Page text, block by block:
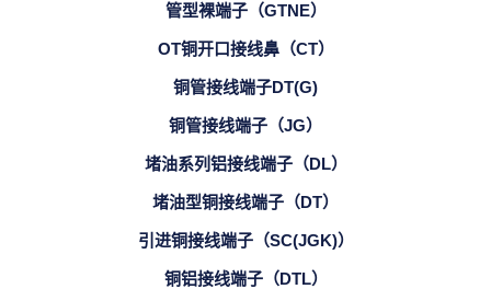
管型裸端子（GTNE）
OT铜开口接线鼻（CT）
铜管接线端子DT(G)
铜管接线端子（JG）
堵油系列铝接线端子（DL）
堵油型铜接线端子（DT）
引进铜接线端子（SC(JGK)）
铜铝接线端子（DTL）